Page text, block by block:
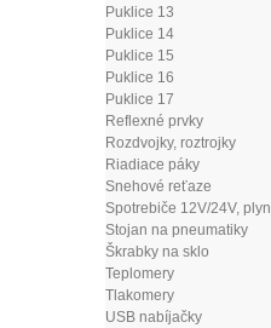
Puklice 13
Puklice 14
Puklice 15
Puklice 16
Puklice 17
Reflexné prvky
Rozdvojky, roztrojky
Riadiace páky
Snehové reťaze
Spotrebiče 12V/24V, plyn
Stojan na pneumatiky
Škrabky na sklo
Teplomery
Tlakomery
USB nabíjačky